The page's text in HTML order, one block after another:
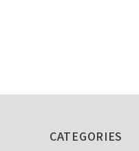
CATEGORIES